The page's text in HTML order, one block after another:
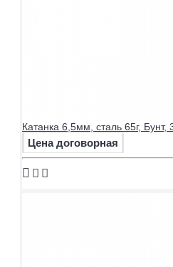
Катанка 6,5мм, сталь 65г, Бунт,
Цена договорная